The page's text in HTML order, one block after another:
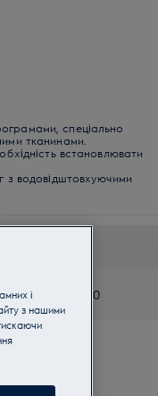
спеціально
тканинами.
встановлювати
з водовідштовхуючими
0 800 50 80 20
і
з нашими